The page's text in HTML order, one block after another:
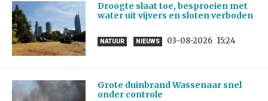
Droogte slaat toe, besproeien met
water uit vijvers en sloten verboden
NATUUR NIEUWS 03-08-2026 15:24
Grote duinbrand Wassenaar snel
onder controle